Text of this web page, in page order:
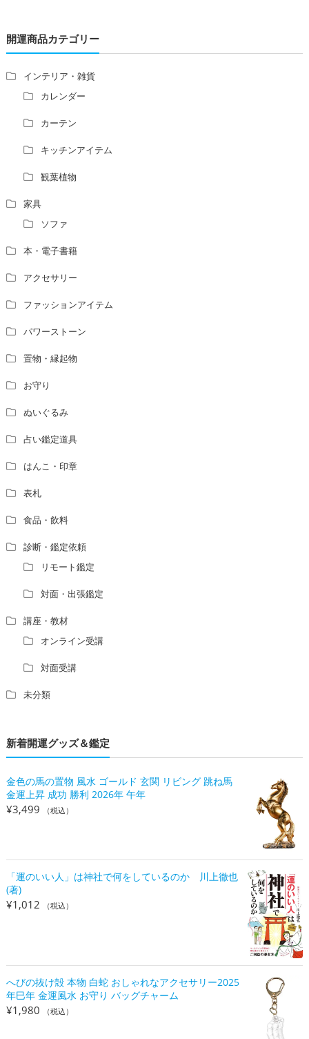
占い師さんは、幽霊を見たことがありますか？
家相風水の診断・鑑定料金や相場について
家相・風水の鑑定料金の相場が知りたい。
風水の流派について教えてください。
風水師になるには、どんな勉強をすればいいですか？
開運商品カテゴリー
インテリア・雑貨
カレンダー
カーテン
キッチンアイテム
観葉植物
家具
ソファ
本・電子書籍
アクセサリー
ファッションアイテム
パワーストーン
置物・縁起物
お守り
ぬいぐるみ
占い鑑定道具
はんこ・印章
表札
食品・飲料
診断・鑑定依頼
リモート鑑定
対面・出張鑑定
講座・教材
オンライン受講
対面受講
未分類
新着開運グッズ＆鑑定
金色の馬の置物 風水 ゴールド 玄関 リビング 跳ね馬
金運上昇 成功 勝利 2026年 午年
¥3,499 （税込）
「運のいい人」は神社で何をしているのか 川上徹也
(著)
¥1,012 （税込）
へびの抜け殻 本物 白蛇 おしゃれなアクセサリー2025
年巳年 金運風水 お守り バッグチャーム
¥1,980 （税込）